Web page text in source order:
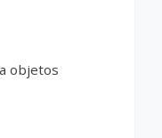
objetos